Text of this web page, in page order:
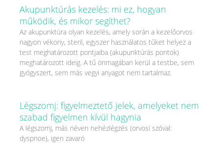
Akupunktúrás kezelés: mi ez, hogyan
működik, és mikor segíthet?
Az akupunktúra olyan kezelés, amely során a kezelőorvos
nagyon vékony, steril, egyszer használatos tűket helyez a
test meghatározott pontjaiba (akupunktúrás pontok)
meghatározott ideig. A tű önmagában kerül a testbe, sem
gyógyszert, sem más vegyi anyagot nem tartalmaz.
Légszomj: figyelmeztető jelek, amelyeket nem
szabad figyelmen kívül hagynia
A légszomj, más néven nehézlégzés (orvosi szóval:
dyspnoe), igen zavaró